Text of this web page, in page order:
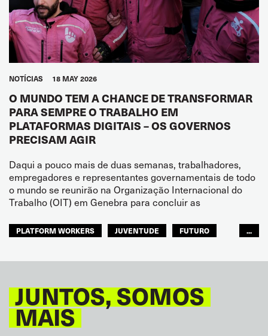
NOTÍCIAS 18 MAY 2026
O MUNDO TEM A CHANCE DE TRANSFORMAR
PARA SEMPRE O TRABALHO EM
PLATAFORMAS DIGITAIS – OS GOVERNOS
PRECISAM AGIR
Daqui a pouco mais de duas semanas, trabalhadores,
empregadores e representantes governamentais de todo
o mundo se reunirão na Organização Internacional do
Trabalho (OIT) em Genebra para concluir as
PLATFORM WORKERS JUVENTUDE
FUTURO
...
JUNTOS, SOMOS
MAIS